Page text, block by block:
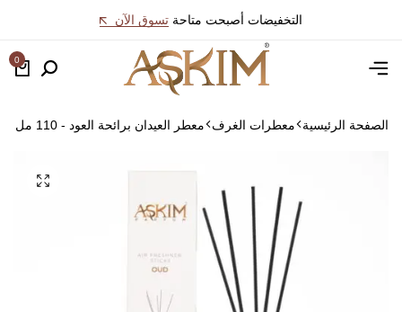
التخفيضات أصبحت متاحة تسوق الآن
0
الصفحة الرئيسية معطرات الغرف معطر العيدان برائحة العود - 110 مل